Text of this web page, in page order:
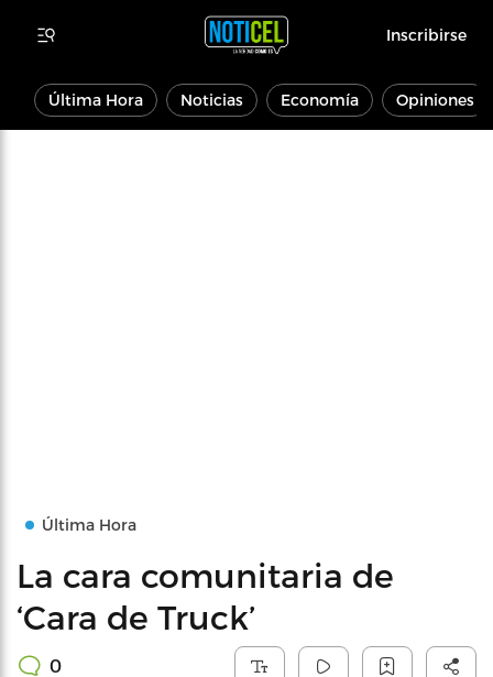
Inscribirse
Última Hora Noticias Economía Opiniones
Última Hora
La cara comunitaria de
‘Cara de Truck’
0